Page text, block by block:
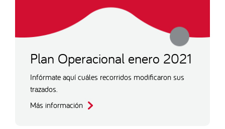
Plan Operacional enero 2021
Infórmate aquí cuáles recorridos modificaron sus
trazados.
Más información